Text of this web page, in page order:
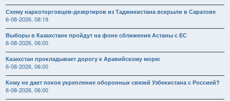
Схему наркоторговцев-дезертиров из Таджикистана вскрыли в Саратове
6-08-2026, 08:19
Выборы в Казахстане пройдут на фоне сближения Астаны с ЕС
6-08-2026, 06:00
Казахстан прокладывает дорогу к Аравийскому морю
6-08-2026, 06:00
Кому не дает покоя укрепление оборонных связей Узбекистана с Россией?
6-08-2026, 06:00